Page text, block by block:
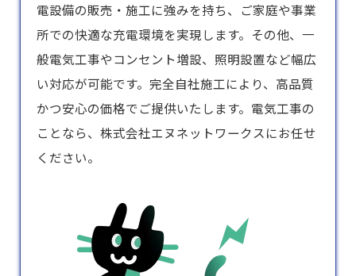
電設備の販売・施工に強みを持ち、ご家庭や事業
所での快適な充電環境を実現します。その他、一
般電気工事やコンセント増設、照明設置など幅広
い対応が可能です。完全自社施工により、高品質
かつ安心の価格でご提供いたします。電気工事の
ことなら、株式会社エヌネットワークスにお任せ
ください。